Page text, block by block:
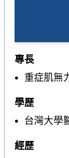
專長
重症肌無
學歷
台灣大學
經歷